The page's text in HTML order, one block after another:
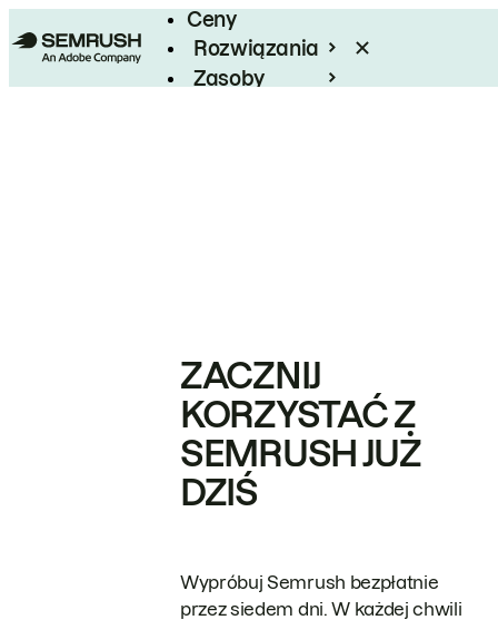
Ceny
Rozwiązania
Zasoby
ZACZNIJ
KORZYSTAĆ Z
SEMRUSH JUŻ
DZIŚ
Wypróbuj Semrush bezpłatnie
przez siedem dni. W każdej chwili